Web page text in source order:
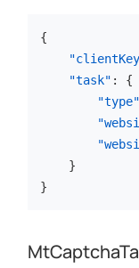
{
"task" :
{
"type"
}
}